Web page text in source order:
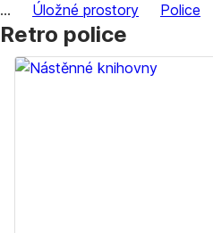
... Úložné prostory Police
Retro police